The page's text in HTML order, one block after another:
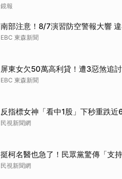
鏡報
南部注意！8/7演習防空警報大響
EBC 東森新聞
屏東女欠50萬高利貸！遭3惡煞追
EBC 東森新聞
反指標女神「看中1股」下秒重跌
民視新聞網
挺柯名醫也急了！民眾黨驚傳「支
民視新聞網